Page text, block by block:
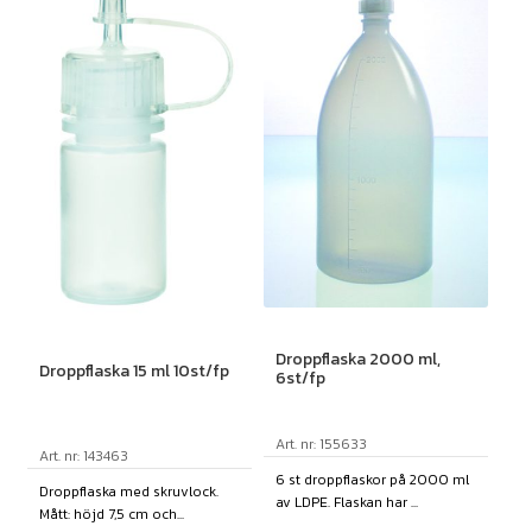
Droppflaska 15 ml 10st/fp
Art. nr: 143463
Droppflaska med skruvlock.
Mått: höjd 7,5 cm och...
Droppflaska 2000 ml,
6st/fp
Art. nr: 155633
6 st droppflaskor på 2000 ml
av LDPE. Flaskan har ...